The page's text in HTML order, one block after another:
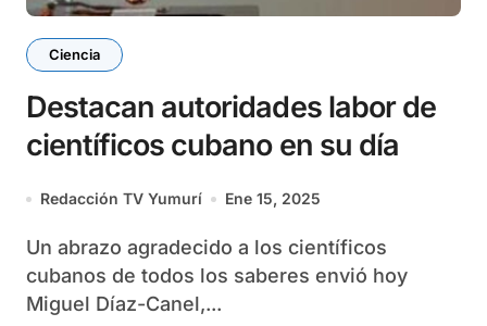
Ciencia
Destacan autoridades labor de
científicos cubano en su día
Redacción TV Yumurí Ene 15, 2025
Un abrazo agradecido a los científicos
cubanos de todos los saberes envió hoy
Miguel Díaz-Canel,...